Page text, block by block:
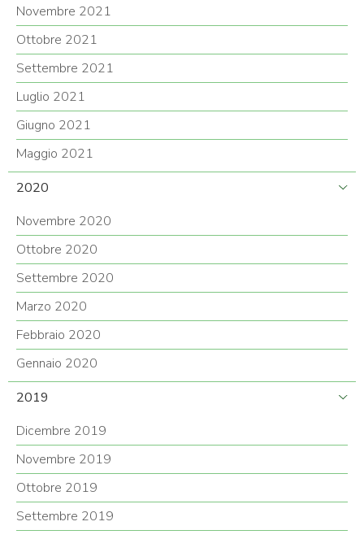
Novembre 2021
Ottobre 2021
Settembre 2021
Luglio 2021
Giugno 2021
Maggio 2021
2020
Novembre 2020
Ottobre 2020
Settembre 2020
Marzo 2020
Febbraio 2020
Gennaio 2020
2019
Dicembre 2019
Novembre 2019
Ottobre 2019
Settembre 2019